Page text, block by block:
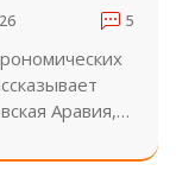
5
Аравия,
с